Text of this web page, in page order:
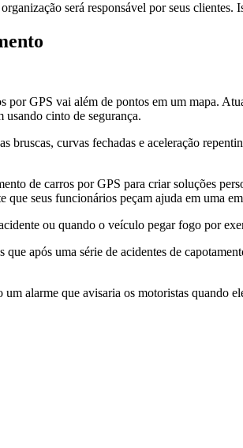
será responsável por seus
por GPS vai além de pontos em um mapa.
usando cinto de segurança.
bruscas, curvas fechadas e aceleração
de carros por GPS para criar soluções
seus funcionários peçam ajuda em uma
ou quando o veículo pegar fogo por
após uma série de acidentes de
alarme que avisaria os motoristas quando